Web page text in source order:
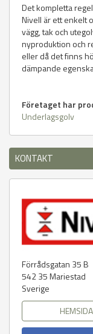
Det kompletta
Nivell är ett enkelt
vägg, tak och
nyproduktion och
eller då det finns
dämpande
Företaget har
Underlagsgolv
KONTAKT
Förrådsgatan 35 B
542 35Mariestad
Sverige
HEMSIDA